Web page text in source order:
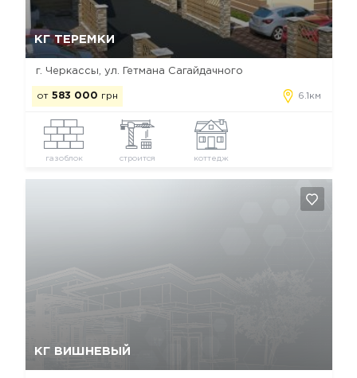
КГ ТЕРЕМКИ
г. Черкассы, ул. Гетмана Сагайдачного
от 583 000 грн 6.1км
газоблок строится коттедж
Отмена
КГ ВИШНЕВЫЙ